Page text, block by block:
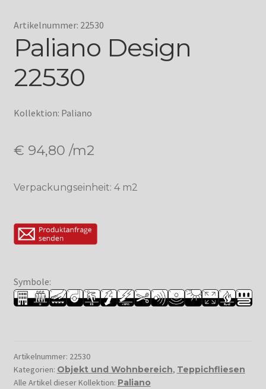
Artikelnummer: 22530
Paliano Design
22530
Kollektion: Paliano
€ 94,80 /m2
Verpackungseinheit: 4 m2
Symbole:
Artikelnummer: 22530
Kategorien: Objekt und Wohnbereich, Teppichfliesen
Alle Artikel dieser Kollektion: Paliano